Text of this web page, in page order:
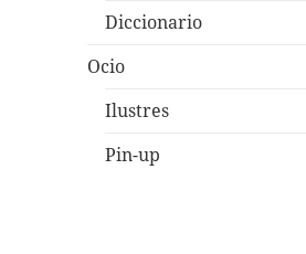
Diccionario
Ocio
Ilustres
Pin-up